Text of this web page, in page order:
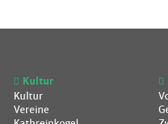
Kultur
Kultur
Vereine